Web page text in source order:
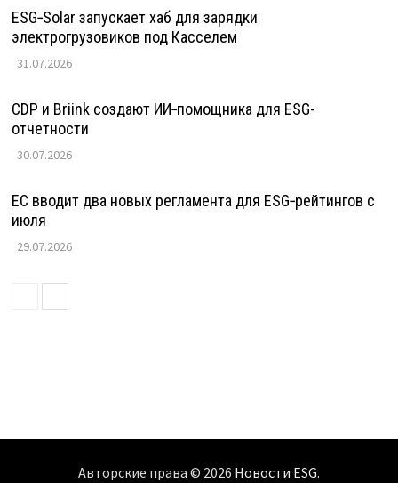
ESG‑Solar запускает хаб для зарядки
электрогрузовиков под Касселем
31.07.2026
CDP и Briink создают ИИ‑помощника для ESG-
отчетности
30.07.2026
ЕС вводит два новых регламента для ESG‑рейтингов с
июля
29.07.2026
Авторские права © 2026 Новости ESG.